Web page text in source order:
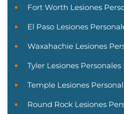
Fort Worth Lesiones
El Paso Lesiones
Waxahachie Lesiones
Tyler Lesiones Personales
Temple Lesiones
Round Rock Lesiones